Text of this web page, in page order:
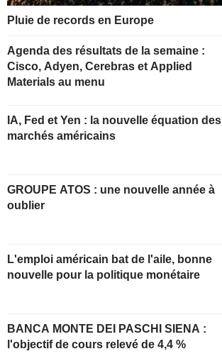
Pluie de records en Europe
Agenda des résultats de la semaine :
Cisco, Adyen, Cerebras et Applied
Materials au menu
IA, Fed et Yen : la nouvelle équation des
marchés américains
GROUPE ATOS : une nouvelle année à
oublier
L'emploi américain bat de l'aile, bonne
nouvelle pour la politique monétaire
BANCA MONTE DEI PASCHI SIENA :
l'objectif de cours relevé de 4,4 %